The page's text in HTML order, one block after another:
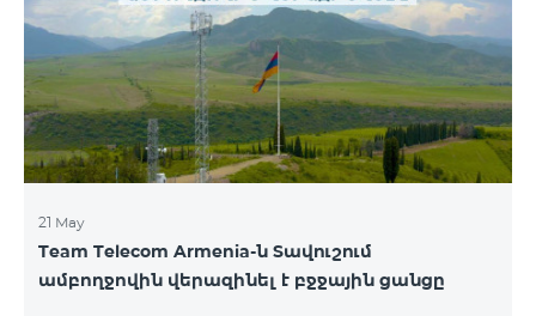
50% զեղչ, Հաջորդ 6 ամիսների ընթացքում՝ 25%
զեղչ։ ԿՈՍՄՈ սակագնային փաթեթների
ներառումներին մանրամասն ծանոթանալու
համար կարող եք անցնել հետևյալ հղմամբ՝
telecomarmenia.am/hy/cosmo * Ակցիան
երկարաձգվել է մինչ
21 May
Team Telecom Armenia-ն Տավուշում
ամբողջովին վերազինել է բջջային ցանցը